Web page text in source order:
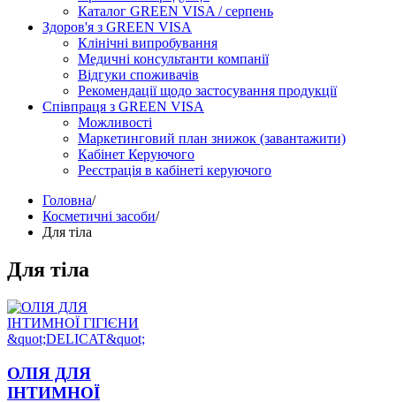
Каталог GREEN VISA / серпень
Здоров'я з GREEN VISA
Клінічні випробування
Медичні консультанти компанії
Відгуки споживачів
Рекомендації щодо застосування продукції
Співпраця з GREEN VISA
Можливості
Маркетинговий план знижок (завантажити)
Кабінет Керуючого
Реєстрація в кабінеті керуючого
Головна/
Косметичні засоби/
Для тіла
Для тіла
ОЛІЯ ДЛЯ
ІНТИМНОЇ